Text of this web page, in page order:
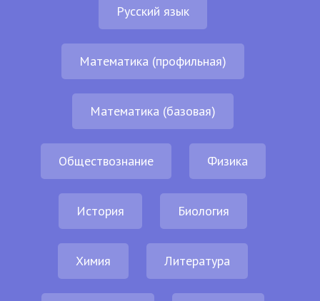
Русский язык
Математика (профильная)
Математика (базовая)
Обществознание Физика
История Биология
Химия Литература